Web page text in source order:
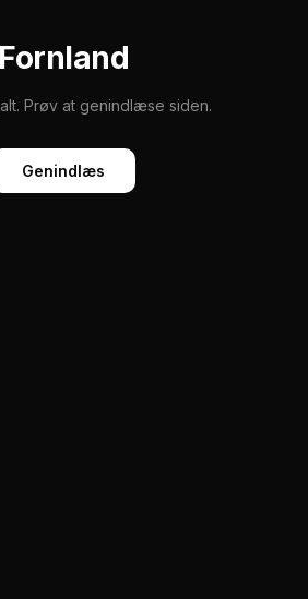
Fornland
Prøv at genindlæse siden.
Genindlæs